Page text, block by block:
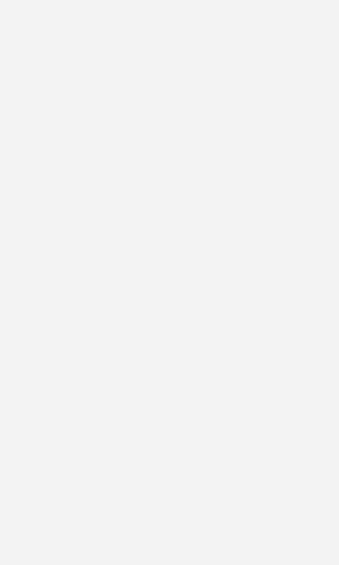
Steinbrück fordert, die
Kongresstage voller fachlicher Impulse und
Neben dem Führungswechsel an der
konkrete Lösungsvorschläge für die Baukrise